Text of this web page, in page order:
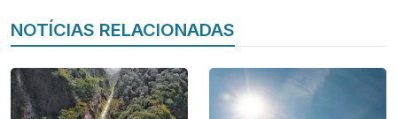
NOTÍCIAS RELACIONADAS